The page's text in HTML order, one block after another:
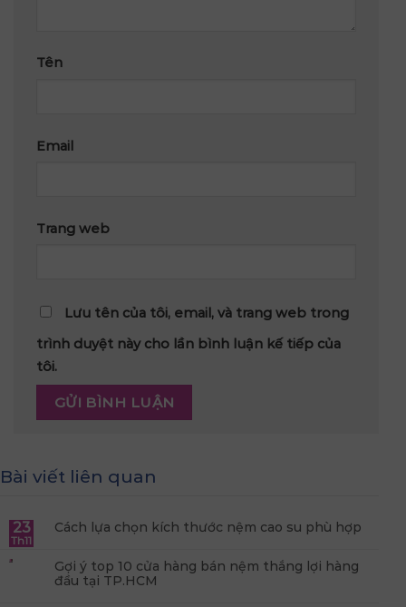
Tên
Email
Trang web
Lưu tên của tôi, email, và trang web trong
trình duyệt này cho lần bình luận kế tiếp của
tôi.
Bài viết liên quan
23
Th11
Cách lựa chọn kích thước nệm cao su phù hợp
Gợi ý top 10 cửa hàng bán nệm thắng lợi hàng
đầu tại TP.HCM